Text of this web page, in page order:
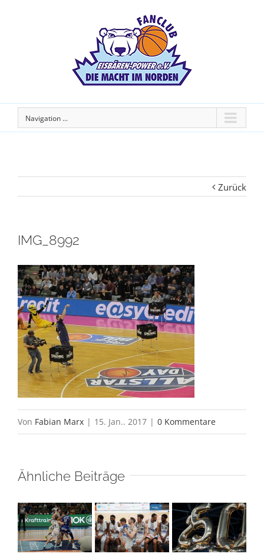
Navigation ...
Zurück
IMG_8992
Von Fabian Marx | 15. Jan.. 2017 | 0 Kommentare
Ähnliche Beiträge